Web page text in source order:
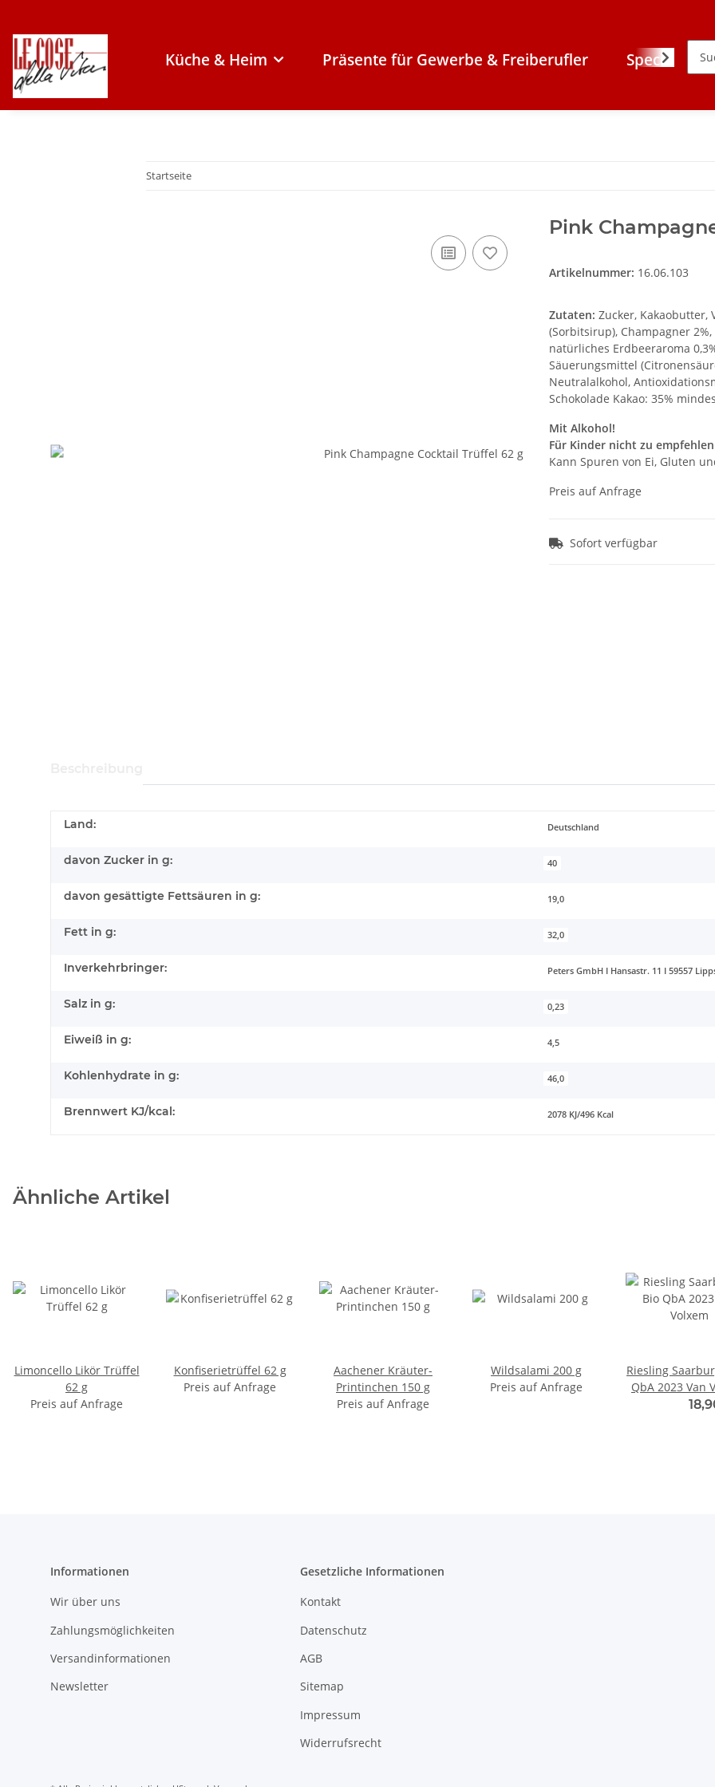
Küche & Heim Präsente für Gewerbe & Freiberufler Specials
Startseite
Pink
Artikelnummer: 16.06.103
Zutaten: Zucker, Kakaobutter,
(Sorbitsirup), Champagner
natürliches Erdbeeraroma
Säuerungsmittel
Neutralalkohol,
Schokolade Kakao: 35%
Mit Alkohol!
Für Kinder nicht zu
Kann Spuren von Ei, Gluten
Preis auf Anfrage
Sofort verfügbar
Land: Deutschland
davon Zucker in g: 40
davon gesättigte Fettsäuren in g: 19,0
Fett in g: 32,0
Inverkehrbringer: Peters GmbH I Hansastr. 11 I 59557
Salz in g: 0,23
Eiweiß in g: 4,5
Kohlenhydrate in g: 46,0
Brennwert KJ/kcal: 2078 KJ/496 Kcal
Ähnliche Artikel
Limoncello Likör Trüffel
62 g
Preis auf Anfrage
Konfiserietrüffel 62 g
Preis auf Anfrage
Aachener Kräuter-
Printinchen 150 g
Preis auf Anfrage
Wildsalami 200 g
Preis auf Anfrage
Riesling
QbA 2023 Van
Informationen
Wir über uns
Zahlungsmöglichkeiten
Versandinformationen
Newsletter
Gesetzliche Informationen
Kontakt
Datenschutz
AGB
Sitemap
Impressum
Widerrufsrecht